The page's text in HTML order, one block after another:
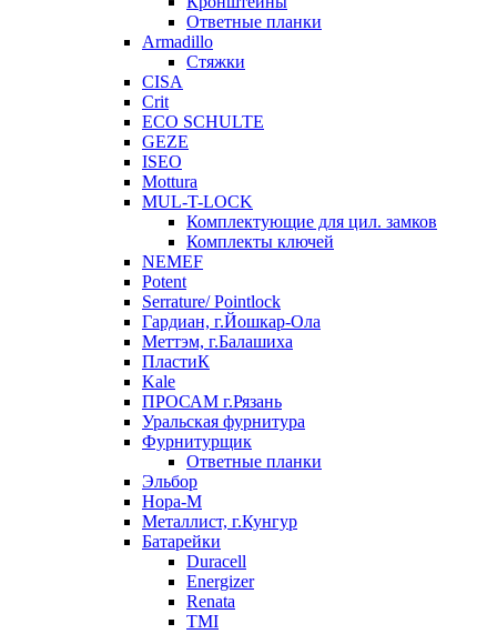
Ответные планки
Armadillo
Стяжки
CISA
Crit
ECO SCHULTE
GEZE
ISEO
Mottura
MUL-T-LOCK
Комплектующие для цил. замков
Комплекты ключей
NEMEF
Potent
Serrature/ Pointlock
Гардиан, г.Йошкар-Ола
Меттэм, г.Балашиха
ПластиК
Kale
ПРОСАМ г.Рязань
Уральская фурнитура
Фурнитурщик
Ответные планки
Эльбор
Нора-М
Металлист, г.Кунгур
Батарейки
Duracell
Energizer
Renata
TMI